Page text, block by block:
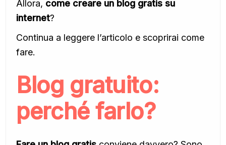
Allora, come creare un blog gratis su
internet?
Continua a leggere l’articolo e scoprirai come
fare.
Blog gratuito:
perché farlo?